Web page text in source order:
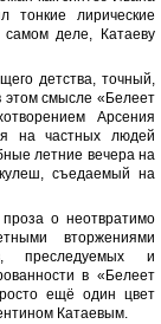
тонкие лирические
деле, Катаеву
детства, точный,
этом смысле «Белеет
Арсения
на частных людей
летние вечера на
съедаемый на
о неотвратимо
вторжениями
преследуемых и
в «Белеет
ещё один цвет
Катаевым.